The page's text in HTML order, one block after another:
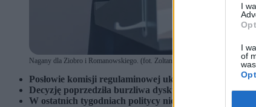
I
I
of
Nagany dla Ziobro i Romanowskiego. (fot. Zoltan Balogh/Leszek Szymański /
Posłowie komisji regulaminowej ukarali naganami
Decyzję poprzedziła burzliwa dyskusja m.in. o jakości
W ostatnich tygodniach politycy nie uczestniczyli w